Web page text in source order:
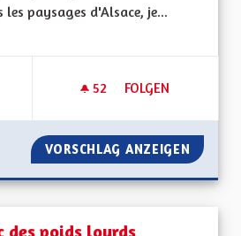
les paysages d'Alsace, je...
52 52 FOLLOWER
FOLGEN
DÉPOLLUTION
VORSCHLAG ANZEIGEN
poids lourds